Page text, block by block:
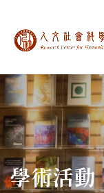
中央
:::
學術活動